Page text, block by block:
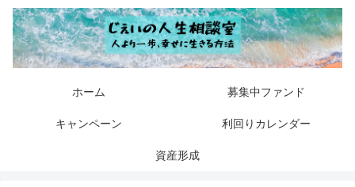
ホーム 募集中ファンド
キャンペーン 利回りカレンダー
資産形成